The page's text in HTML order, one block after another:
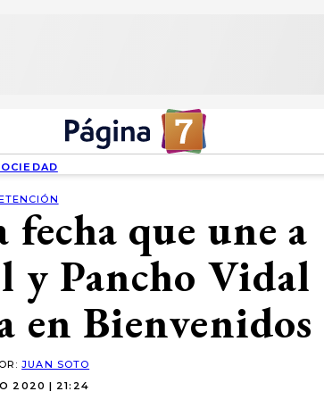
que une a
y Pancho Vidal
en Bienvenidos
JUAN SOTO
2020 | 21:24